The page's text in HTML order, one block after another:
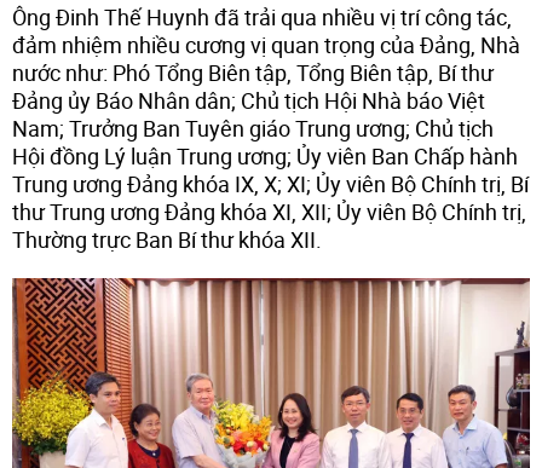
Ông Đinh Thế Huynh đã trải qua nhiều vị trí công tác,
đảm nhiệm nhiều cương vị quan trọng của Đảng, Nhà
nước như: Phó Tổng Biên tập, Tổng Biên tập, Bí thư
Đảng ủy Báo Nhân dân; Chủ tịch Hội Nhà báo Việt
Nam; Trưởng Ban Tuyên giáo Trung ương; Chủ tịch
Hội đồng Lý luận Trung ương; Ủy viên Ban Chấp hành
Trung ương Đảng khóa IX, X; XI; Ủy viên Bộ Chính trị, Bí
thư Trung ương Đảng khóa XI, XII; Ủy viên Bộ Chính trị,
Thường trực Ban Bí thư khóa XII.